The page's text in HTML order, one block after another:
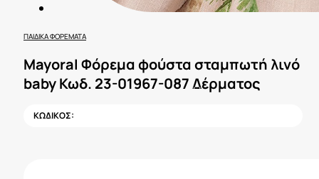
ΠΑΙΔΙΚΆ ΦΟΡΈΜΑΤΑ
Mayoral Φόρεμα φούστα σταμπωτή λινό
baby Κωδ. 23-01967-087 Δέρματος
ΚΩΔΙΚΟΣ: